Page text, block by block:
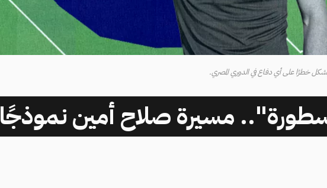
خطرًا على أي دفاع في الدوري المصري.
مسيرة صلاح أمين نموذجًا